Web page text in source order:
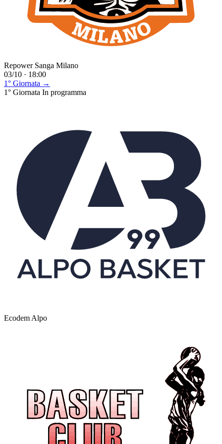
Repower Sanga Milano
03/10 · 18:00
1° Giornata →
1° Giornata In programma
Ecodem Alpo